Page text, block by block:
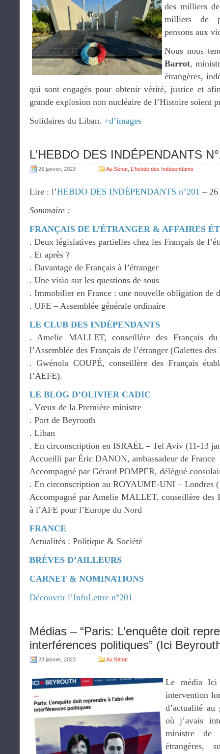
des milliers
milliers de
pensons aux
Nous nous
Barrot,
étrangères,
qui sont engagés pour obtenir vérité, justice et
grande explosion non nucléaire de l’Histoire soient
Solidaires du Liban. +d’images
L’HEBDO DES INDÉPENDANTS
26 janvier, 2023 Au Sénat L'hebdo des Indépendants
Lire : l’HEBDO DES INDÉPENDANTS n°201 – 26
Sommaire :
FRANÇAIS DE L’ÉTRANGER & AFFAIRES
. Deux législatives partielles chez les Français de
. Et après ?
. Davantage de Français à l’étranger
. Une visio sur les questions de sous
. Immobilier en France : une nouvelle obligation de
. UFE – Assemblée générale ordinaire
LE CLUB DES INDÉPENDANTS
. Amelie MALLET, conseillère des Français du
l’Assemblée des Français de l’étranger (Galettes
. Gwénola COUPÉ, conseillère des Français
l’AEFE).
LE BLOG D’OLIVIER CADIC
. Vœux de la Première ministre
. Port de Beyrouth
. Liban
. En circonscription en ISRAËL – Tel Aviv (11-13
Accueilli par Éric DANON, ambassadeur de France
Accompagné par Gérard POMPER, délégué
. En circonscription au ROYAUME-UNI – Londres
Accompagné par Amelie MALLET, conseillère des
à l’AFE pour l’Europe du Nord
FRANCE
Actualités : Politique & Société
BRÈVES D’AILLEURS
CARNET & NOMINATIONS
Découvrir l’InfoLettre n°201
Médias – “Paris: L’enquête doit
interférences politiques” (Ici
23 janvier, 2023 Au Sénat
Le média Ici
intervention
d’actualité
où j’avais
ministre de
étrangères,